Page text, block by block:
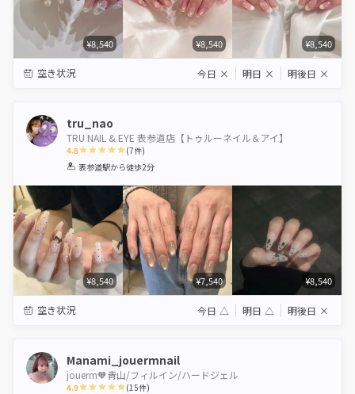
¥8,540 ¥8,540 ¥8,540
空き状況 今日 × 明日 × 明後日 ×
tru_nao
TRU NAIL & EYE 表参道店【トゥルーネイル＆アイ】
4.8
1 2 3 4 5
(7件)
表参道駅から徒歩2分
¥8,540 ¥7,540 ¥8,540
空き状況 今日 △ 明日 △ 明後日 ×
Manami_jouermnail
jouerm🧡青山/フィルイン/ハードジェル
4.9 (15件)